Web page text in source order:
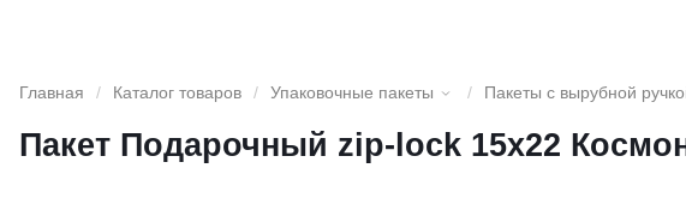
Главная / Каталог товаров / Упаковочные пакеты / Пакеты с вырубной
Пакет Подарочный zip-lock 15х22